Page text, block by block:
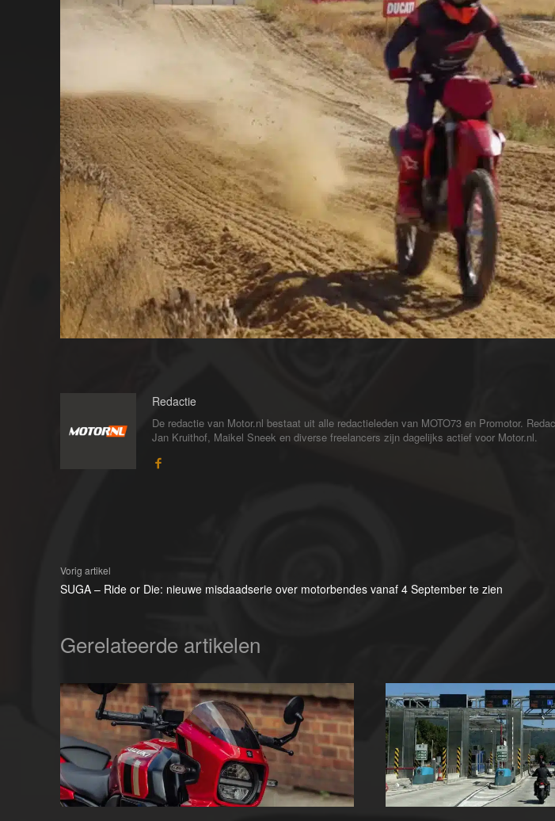
Redactie
De redactie van Motor.nl bestaat uit alle redactieleden van MOTO73 en Promotor.
Jan Kruithof, Maikel Sneek en diverse freelancers zijn dagelijks actief voor Motor.nl.
Vorig artikel
SUGA – Ride or Die: nieuwe misdaadserie over motorbendes vanaf 4 September te zien
Gerelateerde artikelen